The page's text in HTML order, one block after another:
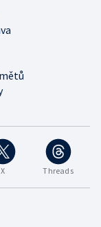
X Threads